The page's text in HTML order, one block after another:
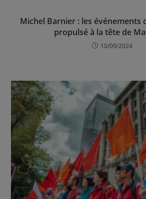
Michel Barnier : les événements
propulsé à la tête de
10/09/2024